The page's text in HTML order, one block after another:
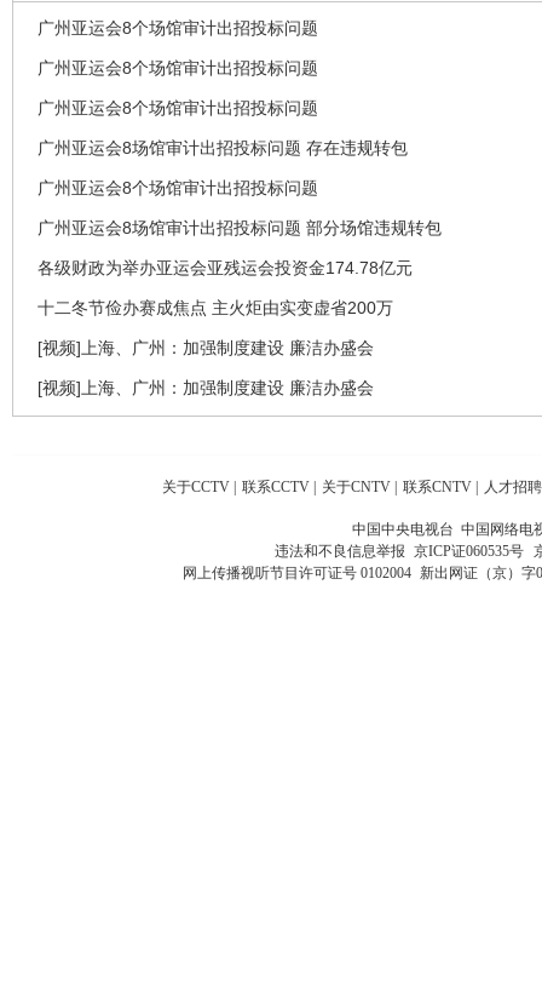
广州亚运会8个场馆审计出招投标问题
广州亚运会8个场馆审计出招投标问题
广州亚运会8个场馆审计出招投标问题
广州亚运会8场馆审计出招投标问题 存在违规转包
广州亚运会8个场馆审计出招投标问题
广州亚运会8场馆审计出招投标问题 部分场馆违规转包
各级财政为举办亚运会亚残运会投资金174.78亿元
十二冬节俭办赛成焦点 主火炬由实变虚省200万
[视频]上海、广州：加强制度建设 廉洁办盛会
[视频]上海、广州：加强制度建设 廉洁办盛会
关于CCTV | 联系CCTV | 关于CNTV | 联系CNTV | 人才招聘
中国中央电视台 中国网络电
违法和不良信息举报 京ICP证060535号
网上传播视听节目许可证号 0102004 新出网证（京）